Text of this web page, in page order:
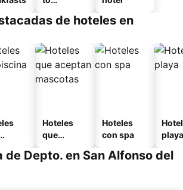
o
de hoteles en
Hoteles
que
mascotas
Hoteles
con spa
playa
de Depto. en San Alfonso del